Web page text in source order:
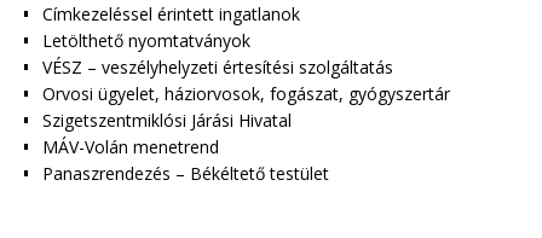
Címkezeléssel érintett ingatlanok
Letölthető nyomtatványok
VÉSZ – veszélyhelyzeti értesítési szolgáltatás
Orvosi ügyelet, háziorvosok, fogászat, gyógyszertár
Szigetszentmiklósi Járási Hivatal
MÁV-Volán menetrend
Panaszrendezés – Békéltető testület